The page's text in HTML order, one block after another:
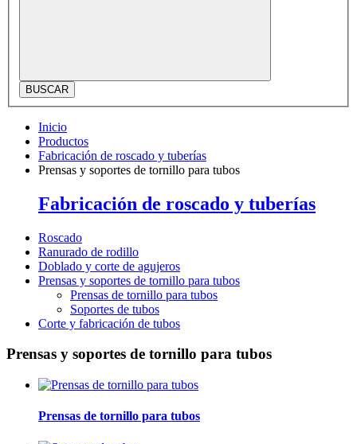
BUSCAR
Inicio
Productos
Fabricación de roscado y tuberías
Prensas y soportes de tornillo para tubos
Fabricación de roscado y tuberías
Roscado
Ranurado de rodillo
Doblado y corte de agujeros
Prensas y soportes de tornillo para tubos
Prensas de tornillo para tubos
Soportes de tubos
Corte y fabricación de tubos
Prensas y soportes de tornillo para tubos
Prensas de tornillo para tubos